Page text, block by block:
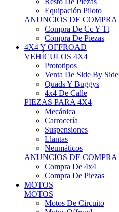
Equipación Piloto
ANUNCIOS DE COMPRA
Compra De Cc Y Tt
Compra De Piezas
4X4 Y OFFROAD
VEHÍCULOS 4X4
Prototipos
Venta De Side By Side
Quads Y Buggys
4x4 De Calle
PIEZAS PARA 4X4
Mecánica
Carrocería
Suspensiones
Llantas
Neumáticos
ANUNCIOS DE COMPRA
Compra De 4x4
Compra De Piezas
MOTOS
MOTOS
Motos De Circuito